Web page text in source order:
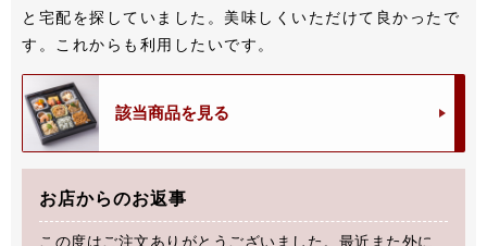
と宅配を探していました。美味しくいただけて良かったで
す。これからも利用したいです。
該当商品を見る
お店からのお返事
この度はご注文ありがとうございました。最近また外に